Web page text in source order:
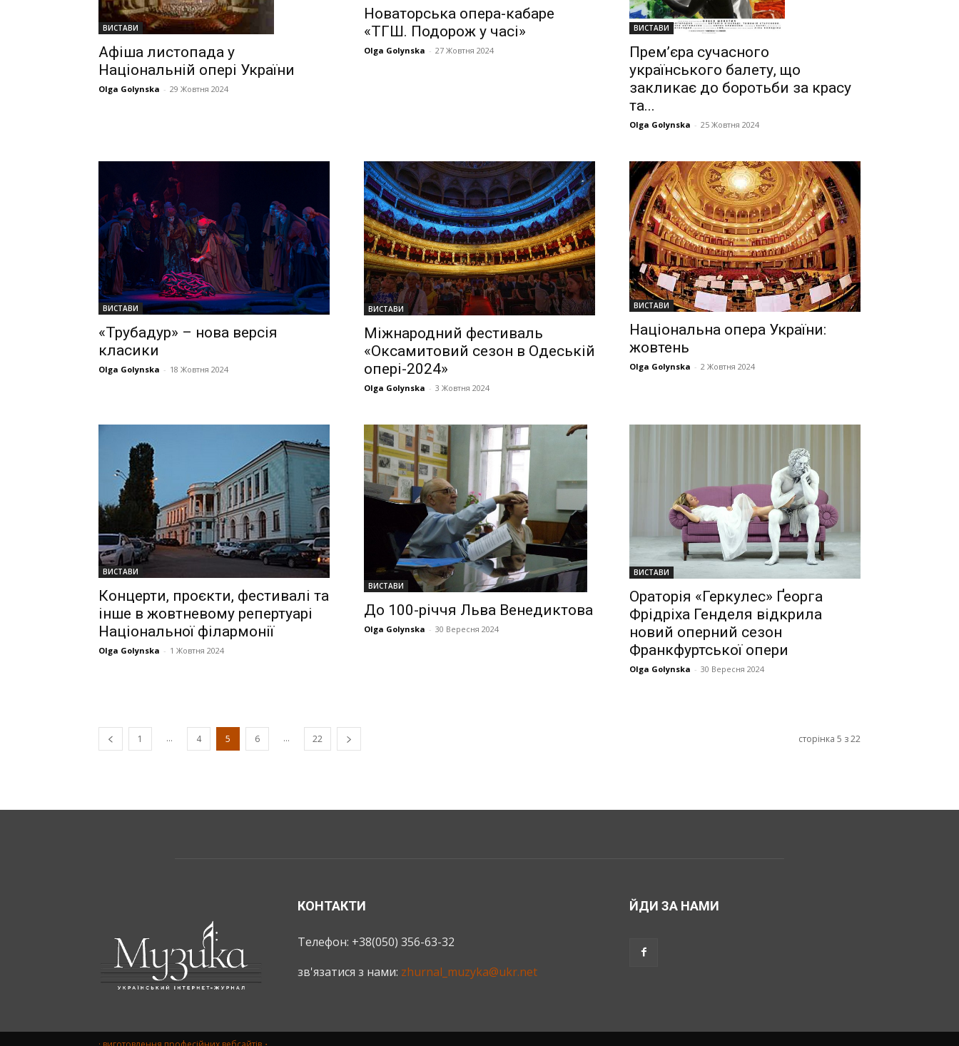
ВИСТАВИ
Афіша листопада у
Національній опері України
Olga Golynska - 29 Жовтня 2024
Новаторська опера-кабаре
«ТГШ. Подорож у часі»
Olga Golynska - 27 Жовтня 2024
ВИСТАВИ
Прем’єра сучасного
українського балету, що
закликає до боротьби за красу
та...
Olga Golynska - 25 Жовтня 2024
ВИСТАВИ
«Трубадур» – нова версія
класики
Olga Golynska - 18 Жовтня 2024
ВИСТАВИ
Міжнародний фестиваль
«Оксамитовий сезон в Одеській
опері-2024»
Olga Golynska - 3 Жовтня 2024
ВИСТАВИ
Національна опера України:
жовтень
Olga Golynska - 2 Жовтня 2024
ВИСТАВИ
Концерти, проєкти, фестивалі та
інше в жовтневому репертуарі
Національної філармонії
Olga Golynska - 1 Жовтня 2024
ВИСТАВИ
До 100-річчя Льва Венедиктова
Olga Golynska - 30 Вересня 2024
ВИСТАВИ
Ораторія «Геркулес» Ґеорга
Фрідріха Генделя відкрила
новий оперний сезон
Франкфуртської опери
Olga Golynska - 30 Вересня 2024
1 ... 4 5 6 ... 22 сторінка 5 з 22
КОНТАКТИ
Телефон: +38(050) 356-63-32
зв'язатися з нами: zhurnal_muzyka@ukr.net
ЙДИ ЗА НАМИ